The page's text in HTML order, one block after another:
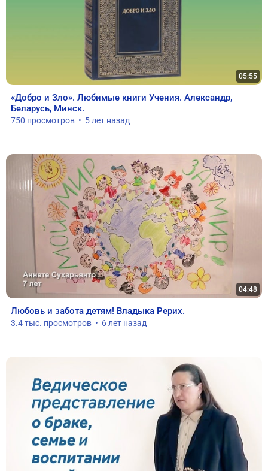
05:55
«Добро и Зло». Любимые книги Учения. Александр,
Беларусь, Минск.
750 просмотров  •  5 лет назад
04:48
Любовь и забота детям! Владыка Рерих.
3.4 тыс. просмотров  •  6 лет назад